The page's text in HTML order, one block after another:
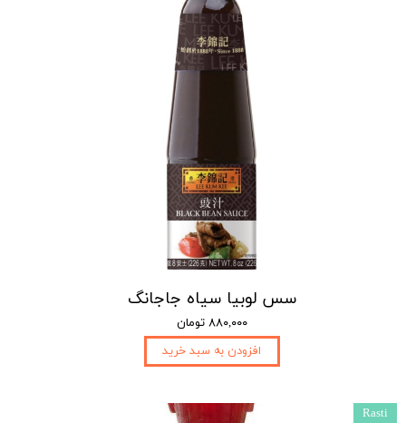
سس لوبیا سیاه جاجانگ
۸۸۰,۰۰۰ تومان
افزودن به سبد خرید
Rasti